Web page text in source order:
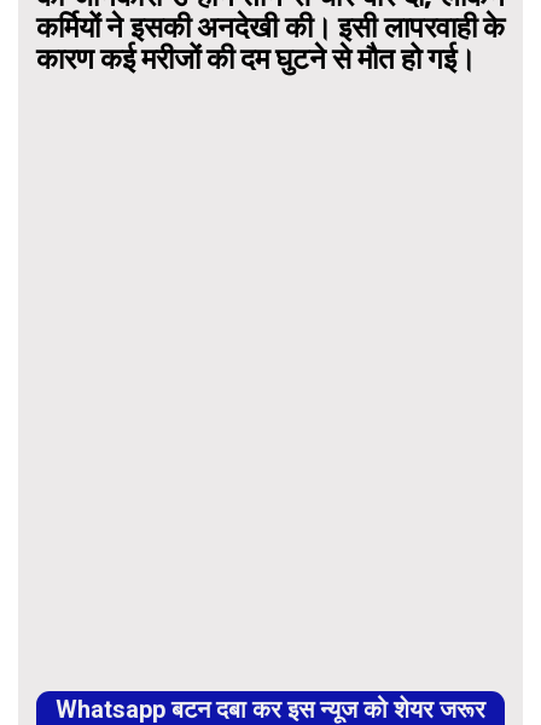
कर्मियों ने इसकी अनदेखी की। इसी लापरवाही के
कारण कई मरीजों की दम घुटने से मौत हो गई।
Whatsapp बटन दबा कर इस न्यूज को शेयर जरूर